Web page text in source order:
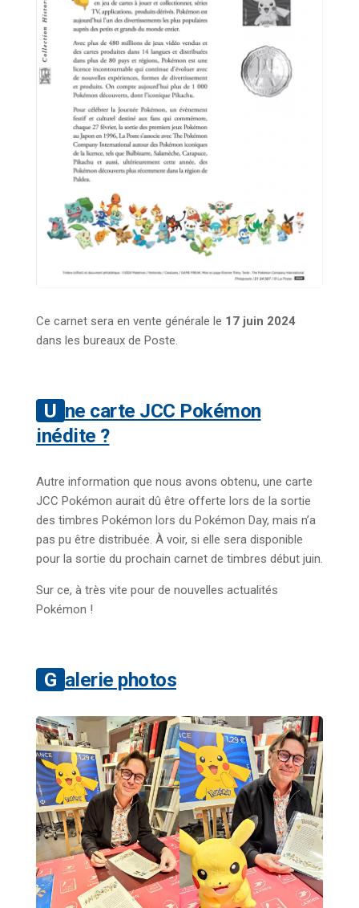
Ce carnet sera en vente générale le 17 juin 2024
dans les bureaux de Poste.
Une carte JCC Pokémon
inédite ?
Autre information que nous avons obtenu, une carte
JCC Pokémon aurait dû être offerte lors de la sortie
des timbres Pokémon lors du Pokémon Day, mais n’a
pas pu être distribuée. À voir, si elle sera disponible
pour la sortie du prochain carnet de timbres début juin.
Sur ce, à très vite pour de nouvelles actualités
Pokémon !
Galerie photos